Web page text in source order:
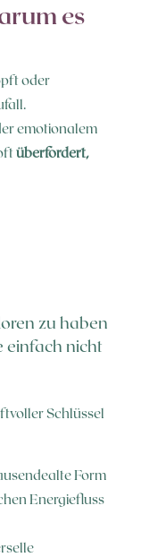
es
oder
emotionalem
überfordert,
zu haben
einfach nicht
Schlüssel
Form
Energiefluss